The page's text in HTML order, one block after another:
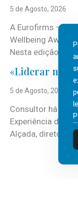
5 de Agosto, 2026
A Eurofirms –
Wellbeing
Nesta edição, a
«Liderar não
5 de Agosto, 2026
Consultor há
Experiência do
Alçada, diretor